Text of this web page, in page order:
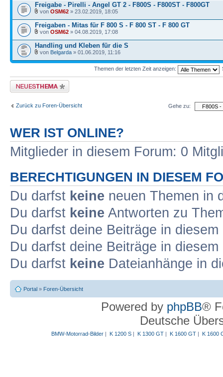
Freigabe - Pirelli - Angel GT 2 - F800S - F800ST - F800GT
von OSM62 » 23.02.2019, 18:05
Freigaben - Mitas für F 800 S - F 800 ST - F 800 GT
von OSM62 » 04.08.2019, 17:08
Handling und Kleben für die S
von Belgarda » 01.06.2019, 11:16
Themen der letzten Zeit anzeigen:
Neues Thema erstellen
Zurück zu Foren-Übersicht Gehe zu:
WER IST ONLINE?
Mitglieder in diesem Forum: 0
BERECHTIGUNGEN IN DIESEM
Du darfst keine neuen Themen in
Du darfst keine Antworten zu
Du darfst deine Beiträge in
Du darfst deine Beiträge in
Du darfst keine Dateianhänge in
Portal » Foren-Übersicht
Powered by phpBB®
Deutsche
BMW-Motorrad-Bilder| K 1200 S| K 1300 GT| K 1600 GT| K 1600